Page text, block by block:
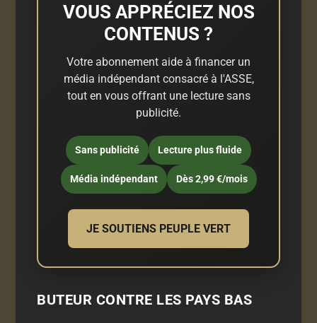
VOUS APPRÉCIEZ NOS
CONTENUS ?
Votre abonnement aide à financer un
média indépendant consacré à l'ASSE,
tout en vous offrant une lecture sans
publicité.
Sans publicité Lecture plus fluide
Média indépendant Dès 2,99 €/mois
JE SOUTIENS PEUPLE VERT
BUTEUR CONTRE LES PAYS BAS